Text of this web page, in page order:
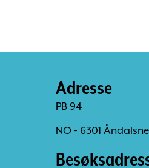
Adresse
PB 94
NO - 6301